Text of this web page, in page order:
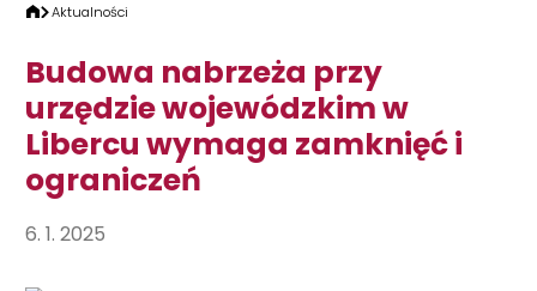
Aktualności
Budowa nabrzeża przy
urzędzie wojewódzkim w
Libercu wymaga zamknięć i
ograniczeń
6. 1. 2025